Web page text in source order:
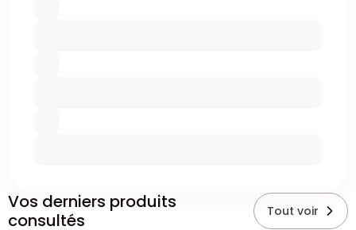
Vos derniers produits
consultés
Tout voir